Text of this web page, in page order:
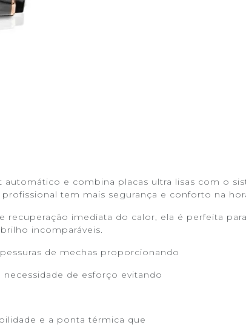
e combina placas ultra lisas com o
tem mais segurança e conforto na
imediata do calor, ela é perfeita
incomparáveis.
de mechas proporcionando
de esforço evitando
e a ponta térmica que